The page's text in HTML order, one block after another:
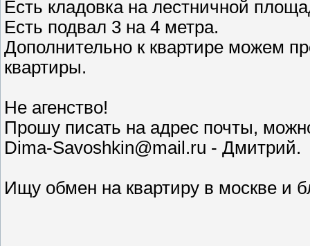
Есть кладовка на лестничной
Есть подвал 3 на 4 метра.
Дополнительно к квартире можем
квартиры.
Не агенство!
Прошу писать на адрес почты,
Dima-Savoshkin@mail.ru - Дмитрий.
Ищу обмен на квартиру в москве и